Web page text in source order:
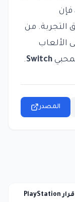
فإن
التجربة. من
الألعاب
Switch
.
المصدر
ردود الفعل الغاضبة بعد قرار PlayStation